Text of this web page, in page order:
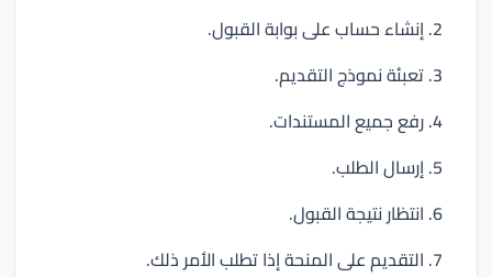
إنشاء حساب على بوابة القبول.
تعبئة نموذج التقديم.
رفع جميع المستندات.
إرسال الطلب.
انتظار نتيجة القبول.
التقديم على المنحة إذا تطلب الأمر ذلك.